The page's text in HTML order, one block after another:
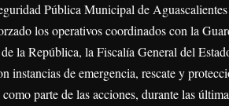
Pública Municipal de
los operativos coordinados con la
la República, la Fiscalía General del
instancias de emergencia, rescate y
parte de las acciones, durante las